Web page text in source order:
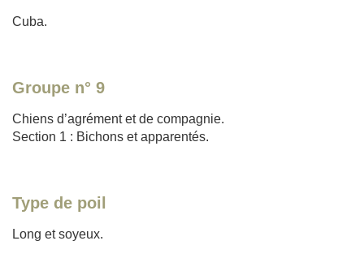
Cuba.
Groupe n° 9
Chiens d’agrément et de compagnie.
Section 1 : Bichons et apparentés.
Type de poil
Long et soyeux.